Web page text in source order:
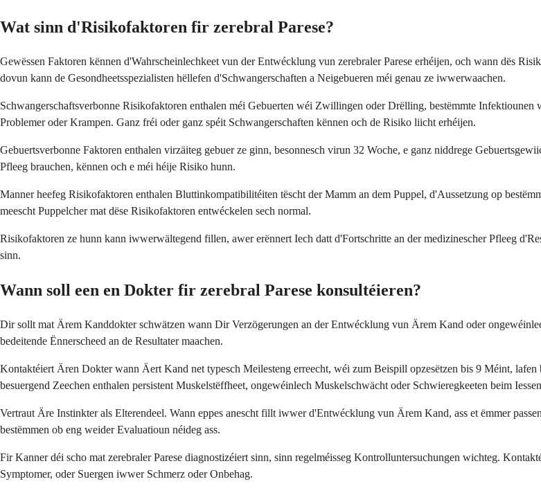
Wat sinn d'Risikofaktoren fir zerebral Parese?
Gewëssen Faktoren kënnen d'Wahrscheinlechkeet vun der Entwécklung vun zerebraler Parese erhéijen, och wann dës
dovun kann de Gesondheetsspezialisten hëllefen d'Schwangerschaften a Neigebueren méi genau ze iwwerwaachen.
Schwangerschaftsverbonne Risikofaktoren enthalen méi Gebuerten wéi Zwillingen oder Drëlling, bestëmmte
Problemer oder Krampen. Ganz fréi oder ganz spéit Schwangerschaften kënnen och de Risiko liicht erhéijen.
Gebuertsverbonne Faktoren enthalen virzäiteg gebuer ze ginn, besonnesch virun 32 Woche, e ganz niddrege
Pfleeg brauchen, kënnen och e méi héije Risiko hunn.
Manner heefeg Risikofaktoren enthalen Bluttinkompatibilitéiten tëscht der Mamm an dem Puppel, d'Aussetzung op
meescht Puppelcher mat dëse Risikofaktoren entwéckelen sech normal.
Risikofaktoren ze hunn kann iwwerwältegend fillen, awer erënnert Iech datt d'Fortschritte an der medizinescher Pfleeg
sinn.
Wann soll een en Dokter fir zerebral Parese konsultéieren?
Dir sollt mat Ärem Kanddokter schwätzen wann Dir Verzögerungen an der Entwécklung vun Ärem Kand oder
bedeitende Ënnerscheed an de Resultater maachen.
Kontaktéiert Ären Dokter wann Äert Kand net typesch Meilesteng erreecht, wéi zum Beispill opzesëtzen bis 9 Méint,
besuergend Zeechen enthalen persistent Muskelstëffheet, ongewéinlech Muskelschwächt oder Schwieregkeeten beim
Vertraut Äre Instinkter als Elterendeel. Wann eppes anescht fillt iwwer d'Entwécklung vun Ärem Kand, ass et ëmmer
bestëmmen ob eng weider Evaluatioun néideg ass.
Fir Kanner déi scho mat zerebraler Parese diagnostizéiert sinn, sinn regelméisseg Kontrolluntersuchungen wichteg.
Symptomer, oder Suergen iwwer Schmerz oder Onbehag.